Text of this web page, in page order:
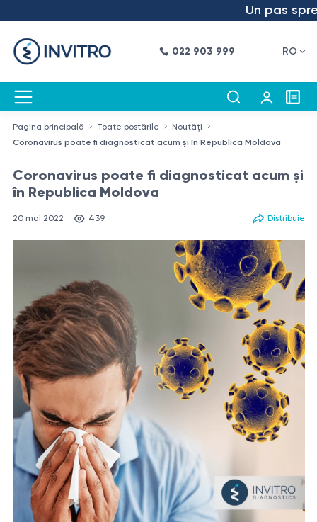
Un pas spre
022 903 999 RO
Pagina principală Toate postările
Noutăți
Coronavirus poate fi diagnosticat acum şi în Republica Moldova
Coronavirus poate fi diagnosticat acum şi
în Republica Moldova
20 mai 2022 439 Distribuie